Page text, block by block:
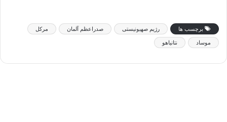
برچسب ها رژیم صهیونیستی صدراعظم آلمان مرکل
موساد نتانیاهو